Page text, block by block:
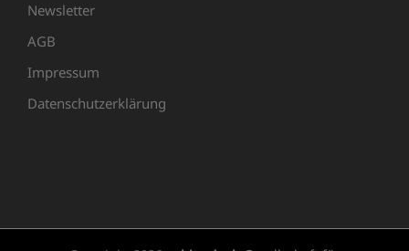
Newsletter
AGB
Impressum
Datenschutzerklärung